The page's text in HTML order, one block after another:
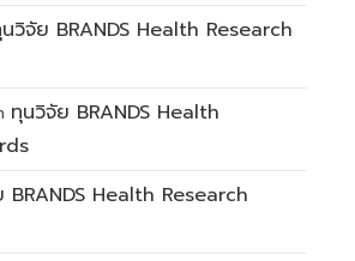
วิจัย BRANDS Health Research
ทุนวิจัย BRANDS Health
BRANDS Health Research